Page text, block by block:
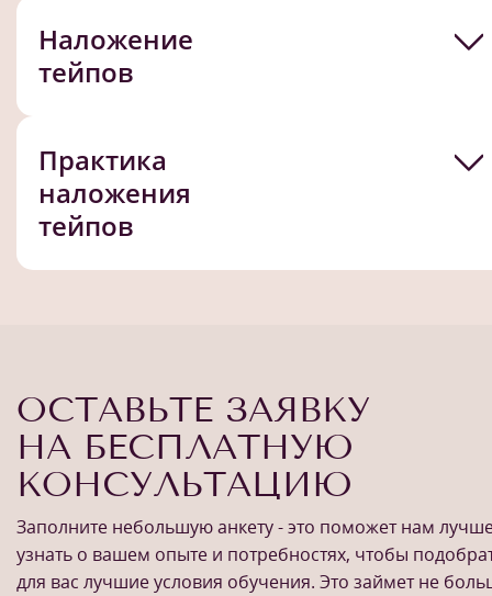
Наложение
тейпов
Практика
наложения
тейпов
ОСТАВЬТЕ ЗАЯВКУ
НА БЕСПЛАТНУЮ
КОНСУЛЬТАЦИЮ
Заполните небольшую анкету - это поможет нам
узнать о вашем опыте и потребностях, чтобы
для вас лучшие условия обучения. Это займет не